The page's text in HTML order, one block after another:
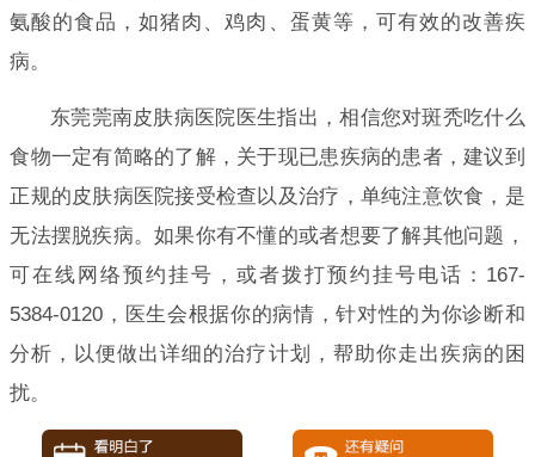
氨酸的食品，如猪肉、鸡肉、蛋黄等，可有效的改善疾
病。
东莞莞南皮肤病医院医生指出，相信您对斑秃吃什么
食物一定有简略的了解，关于现已患疾病的患者，建议到
正规的皮肤病医院接受检查以及治疗，单纯注意饮食，是
无法摆脱疾病。如果你有不懂的或者想要了解其他问题，
可在线网络预约挂号，或者拨打预约挂号电话：167-
5384-0120，医生会根据你的病情，针对性的为你诊断和
分析，以便做出详细的治疗计划，帮助你走出疾病的困
扰。